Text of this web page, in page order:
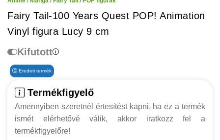
Fairy Tail-100 Years Quest POP! Animation
Vinyl figura Lucy 9 cm
Kifutott
Eredeti termék
Termékfigyelő
Amennyiben szeretnél értesítést kapni, ha ez a termék
ismét elérhetővé válik, akkor iratkozz fel a
termékfigyelőre!